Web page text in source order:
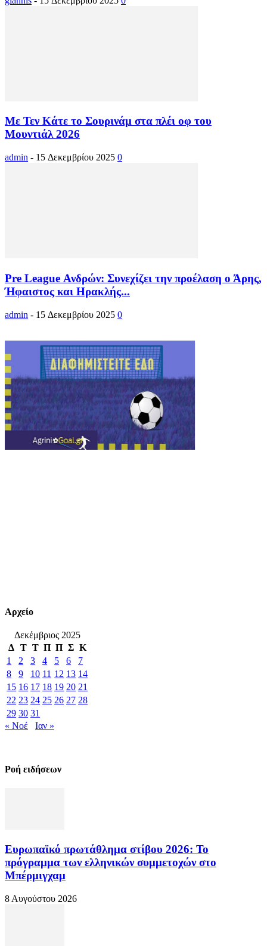
Με Τεν Κάτε το Σουρινάμ στα πλέι οφ του
Μουντιάλ 2026
admin - 15 Δεκεμβρίου 2025 0
Pre League Ανδρών: Συνεχίζει την προέλαση ο Άρης,
Ήφαιστος και Ηρακλής...
admin - 15 Δεκεμβρίου 2025 0
Αρχείο
Δεκέμβριος 2025
Δ Τ Τ Π Π Σ Κ
1
2 3 4 5 6
7
8
9 10 11 12 13 14
15 16 17 18 19 20 21
22 23 24 25 26 27 28
29 30 31
« Νοέ
Ιαν »
Ροή ειδήσεων
Ευρωπαϊκό πρωτάθλημα στίβου 2026: Το
πρόγραμμα των ελληνικών συμμετοχών στο
Μπέρμιγχαμ
8 Αυγούστου 2026